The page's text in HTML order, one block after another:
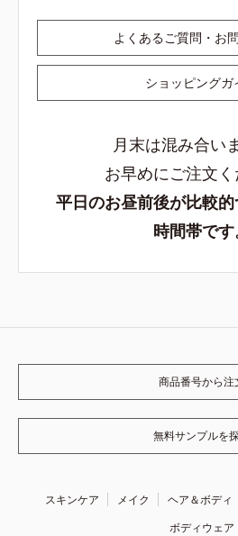
よくあるご質問・お
ショッピングガ
月末は混み合い
お早めにご注文く
平日のお昼前後が比較
時間帯です
商品番号から注
無料サンプルを
スキンケア メイク ヘア＆ボディ
ボディウェア